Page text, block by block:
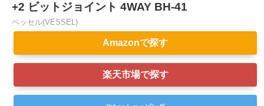
+2 ビットジョイント 4WAY BH-41
ベッセル(VESSEL)
Amazonで探す
楽天市場で探す